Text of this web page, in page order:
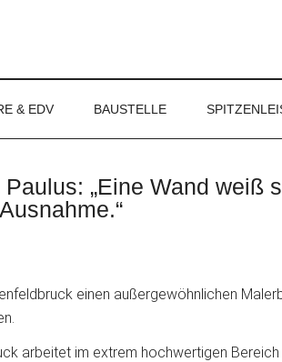
& EDV BAUSTELLE
„Eine Wand weiß
arbeitet im extrem hochwertigen